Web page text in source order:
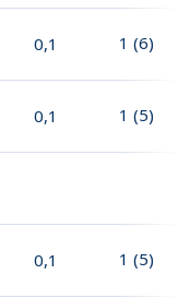
0,1 1 (6)
0,1 1 (5)
0,1 1 (5)